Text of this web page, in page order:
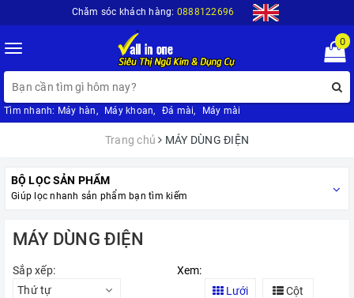
Chăm sóc khách hàng: 0888122696
Toggle
navigation
0
Tìm nhanh: Máy hàn, Máy khoan, Đá mài, Máy mài
Trang chủ MÁY DÙNG ĐIỆN
BỘ LỌC SẢN PHẨM
Giúp lọc nhanh sản phẩm bạn tìm kiếm
MÁY DÙNG ĐIỆN
Sắp xếp:
Thứ tự
Xem:
Lưới
Cột